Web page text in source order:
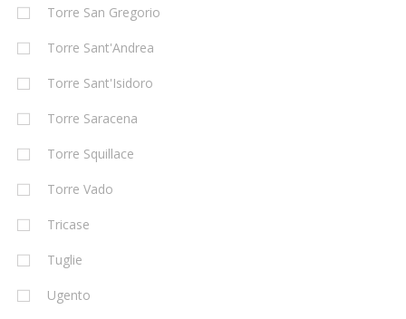
Torre San Gregorio
Torre Sant'Andrea
Torre Sant'Isidoro
Torre Saracena
Torre Squillace
Torre Vado
Tricase
Tuglie
Ugento